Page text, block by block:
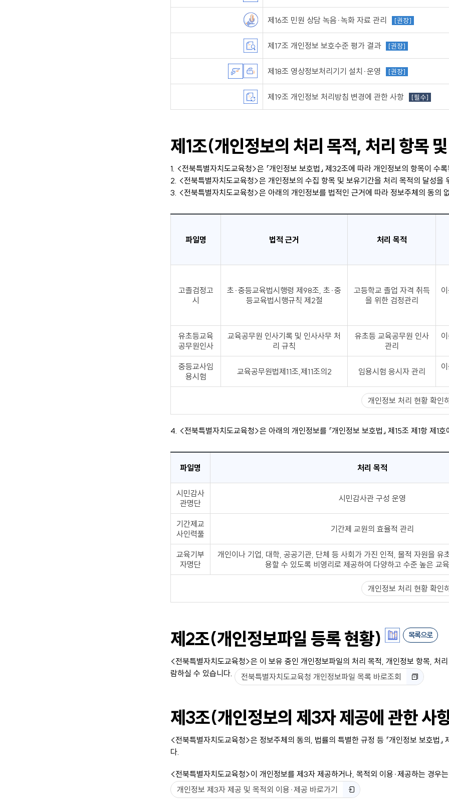
제16조 민원 상담 녹음·녹화 자료 관리 [권장]
제17조 개인정보 보호수준 평가 결과 [권장]
제18조 영상정보처리기기 설치·운영 [권장]
제19조 개인정보 처리방침 변경에 관한 사항 [필수]
제1조(개인정보의 처리 목적, 처리 항목
1. <전북특별자치도교육청>은 「개인정보 보호법」 제32조에 따라 개인정보의 항목이 수
2. <전북특별자치도교육청>은 개인정보의 수집 항목 및 보유기간을 처리 목적의 달성을
3. <전북특별자치도교육청>은 아래의 개인정보를 법적인 근거에 따라 정보주체의 동의
파일명 법적 근거 처리 목적
고졸검정고
시
초·중등교육법시행령 제98조, 초·중
등교육법시행규칙 제2절
고등학교 졸업 자격 취득
을 위한 검정관리
유초등교육
공무원인사
교육공무원 인사기록 및 인사사무 처
리 규칙
유초등 교육공무원 인사
관리
중등교사임
용시험
교육공무원법제11조,제11조의2 임용시험 응시자 관리
개인정보 처리 현황 확인
4. <전북특별자치도교육청>은 아래의 개인정보를 「개인정보 보호법」 제15조 제1항 제1
파일명 처리 목적
시민감사
관명단
시민감사관 구성 운영
기간제교
사인력풀
기간제 교원의 효율적 관리
교육기부
자명단
개인이나 기업, 대학, 공공기관, 단체 등 사회가 가진 인적, 물적 자원을 유
용할 수 있도록 비영리로 제공하여 다양하고 수준 높은 교
개인정보 처리 현황 확인
제2조(개인정보파일 등록 현황) 목록으로
<전북특별자치도교육청>은 이 보유 중인 개인정보파일의 처리 목적, 개인정보 항목,
람하실 수 있습니다.
전북특별자치도교육청 개인정보파일 목록 바로조회
제3조(개인정보의 제3자 제공에 관한 사
<전북특별자치도교육청>은 정보주체의 동의, 법률의 특별한 규정 등 「개인정보 보호법
다.
<전북특별자치도교육청>이 개인정보를 제3자 제공하거나, 목적외 이용·제공하는 경
개인정보 제3자 제공 및 목적외 이용·제공 바로가기